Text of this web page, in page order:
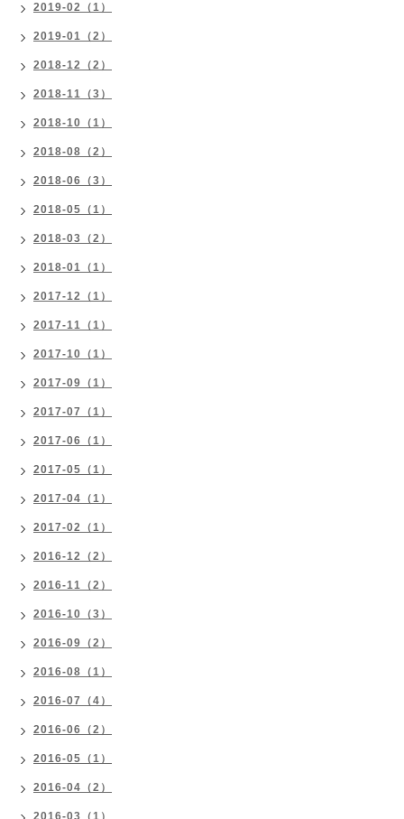
2019-02（1）
2019-01（2）
2018-12（2）
2018-11（3）
2018-10（1）
2018-08（2）
2018-06（3）
2018-05（1）
2018-03（2）
2018-01（1）
2017-12（1）
2017-11（1）
2017-10（1）
2017-09（1）
2017-07（1）
2017-06（1）
2017-05（1）
2017-04（1）
2017-02（1）
2016-12（2）
2016-11（2）
2016-10（3）
2016-09（2）
2016-08（1）
2016-07（4）
2016-06（2）
2016-05（1）
2016-04（2）
2016-03（1）